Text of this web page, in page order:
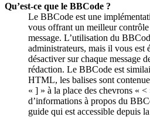
Qu’est-ce que le BBCode ?
Le BBCode est une
vous offrant un meilleur
message. L’utilisation du
administrateurs, mais il vous est
désactiver sur chaque message
rédaction. Le BBCode est
HTML, les balises sont
« ] » à la place des chevrons «
d’informations à propos du
guide qui est accessible depuis